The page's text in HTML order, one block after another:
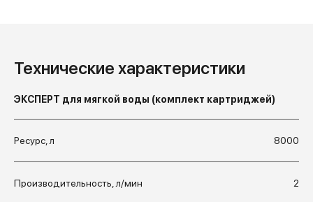
Технические характеристики
ЭКСПЕРТ для мягкой воды (комплект картриджей)
Ресурс, л 8000
Производительность, л/мин 2